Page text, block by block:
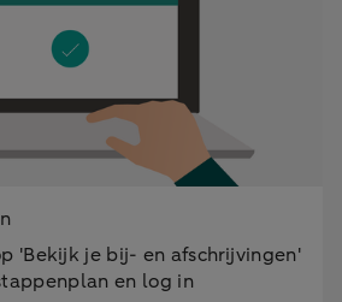
'Bekijk je bij- en afschrijvingen'
en log in